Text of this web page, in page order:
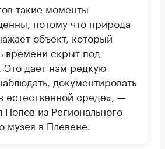
такие моменты
потому что природа
объект, который
времени скрыт под
Это дает нам редкую
документировать
естественной среде», —
Попов из Регионального
музея в Плевене.